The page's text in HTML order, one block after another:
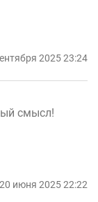
2025 23:24
смысл!
20 июня 2025 22:22